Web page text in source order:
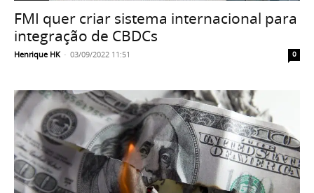
FMI quer criar sistema internacional para
integração de CBDCs
Henrique HK - 03/09/2022 11:51 0